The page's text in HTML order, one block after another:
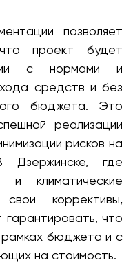
позволяет
проект будет
с нормами и
средств и без
бюджета. Это
реализации
рисков на
где
и климатические
коррективы,
что
рамках бюджета и с
на стоимость.